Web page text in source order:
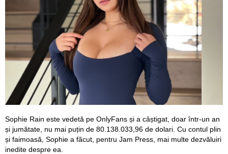
Sophie Rain este vedetă pe OnlyFans și a câștigat, doar într-un an
și jumătate, nu mai puțin de 80.138.033,96 de dolari. Cu contul plin
și faimoasă, Sophie a făcut, pentru Jam Press, mai multe dezvăluiri
inedite despre ea.